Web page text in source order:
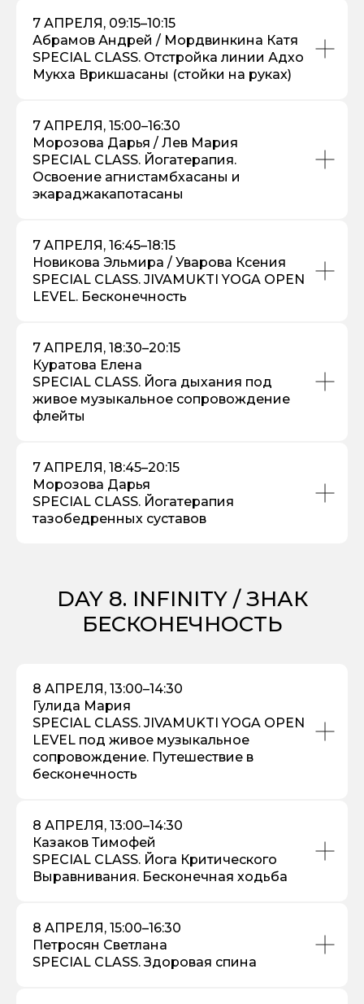
7 АПРЕЛЯ, 09:15–10:15
Абрамов Андрей / Мордвинкина Катя
SPECIAL CLASS. Отстройка линии Адхо
Мукха Врикшасаны (стойки на руках)
7 АПРЕЛЯ, 15:00–16:30
Морозова Дарья / Лев Мария
SPECIAL CLASS. Йогатерапия.
Освоение агнистамбхасаны и
экараджакапотасаны
7 АПРЕЛЯ, 16:45–18:15
Новикова Эльмира / Уварова Ксения
SPECIAL CLASS. JIVAMUKTI YOGA OPEN
LEVEL. Бесконечность
7 АПРЕЛЯ, 18:30–20:15
Куратова Елена
SPECIAL CLASS. Йога дыхания под
живое музыкальное сопровождение
флейты
7 АПРЕЛЯ, 18:45–20:15
Морозова Дарья
SPECIAL CLASS. Йогатерапия
тазобедренных суставов
DAY 8. INFINITY / ЗНАК
БЕСКОНЕЧНОСТЬ
8 АПРЕЛЯ, 13:00–14:30
Гулида Мария
SPECIAL CLASS. JIVAMUKTI YOGA OPEN
LEVEL под живое музыкальное
сопровождение. Путешествие в
бесконечность
8 АПРЕЛЯ, 13:00–14:30
Казаков Тимофей
SPECIAL CLASS. Йога Критического
Выравнивания. Бесконечная ходьба
8 АПРЕЛЯ, 15:00–16:30
Петросян Светлана
SPECIAL CLASS. Здоровая спина